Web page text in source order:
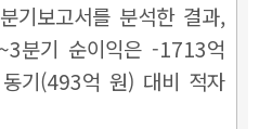
기보고서를 분석한 결과,
분기 순이익은 -1713억
기(493억 원) 대비 적자